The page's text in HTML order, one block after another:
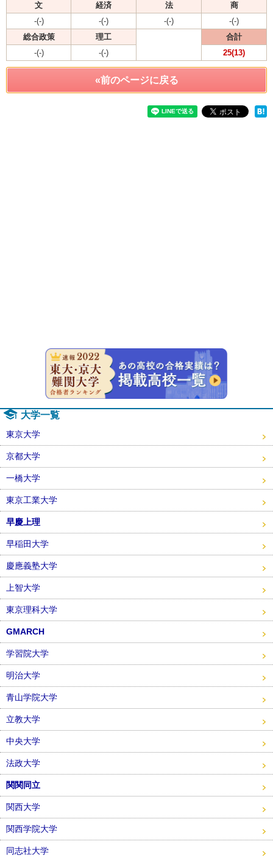
文 経済 法
商
-(-)
-(-) -(-)
-(-)
総合政策
理工
合計
-(-)
-(-) 25(13)
«前のページに戻る
大学一覧
東京大学
京都大学
一橋大学
東京工業大学
早慶上理
早稲田大学
慶應義塾大学
上智大学
東京理科大学
GMARCH
学習院大学
明治大学
青山学院大学
立教大学
中央大学
法政大学
関関同立
関西大学
関西学院大学
同志社大学